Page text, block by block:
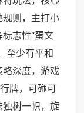
则，主打小
志性“蛋文
至少有平和
深度，游戏
牌，可碰可
树一帜，旋